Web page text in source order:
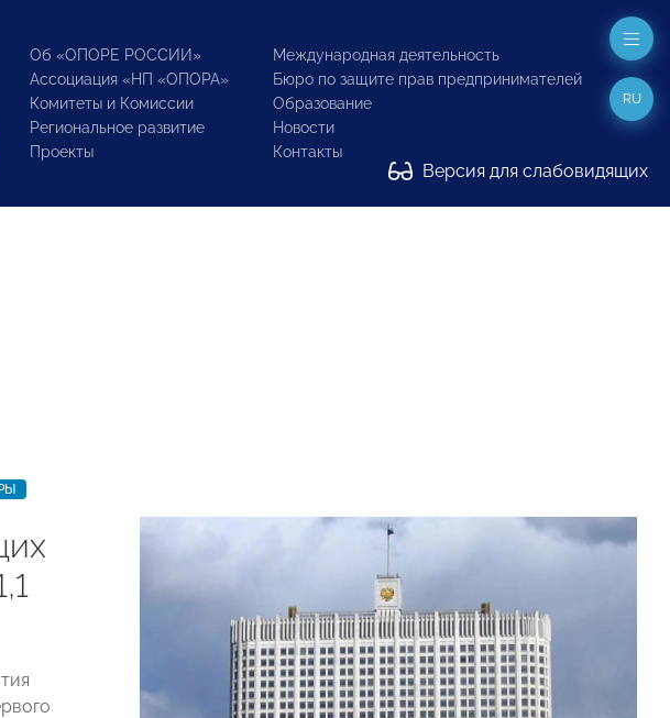
Об «ОПОРЕ РОССИИ»
Ассоциация «НП «ОПОРА»
Комитеты и Комиссии
Региональное развитие
Проекты
Международная деятельность
Бюро по защите прав предпринимателей
Образование
Новости
Контакты
Версия для слабовидящих
RU